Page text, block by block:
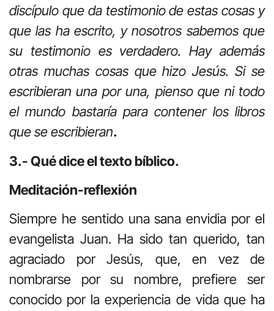
discípulo que da testimonio de estas cosas y
que las ha escrito, y nosotros sabemos que
su testimonio es verdadero. Hay además
otras muchas cosas que hizo Jesús. Si se
escribieran una por una, pienso que ni todo
el mundo bastaría para contener los libros
que se escribieran.
3.- Qué dice el texto bíblico.
Meditación-reflexión
Siempre he sentido una sana envidia por el
evangelista Juan. Ha sido tan querido, tan
agraciado por Jesús, que, en vez de
nombrarse por su nombre, prefiere ser
conocido por la experiencia de vida que ha